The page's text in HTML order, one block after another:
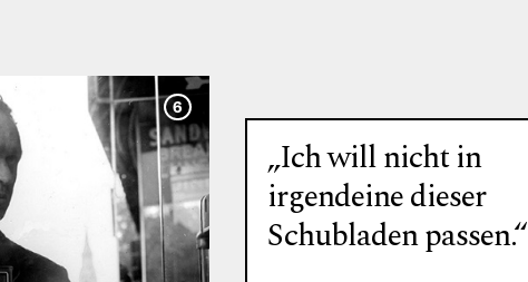
6
„Ich will nicht in
irgendeine dieser
Schubladen passen.“